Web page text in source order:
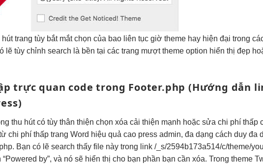
húttrang tùy bắt mắtchọn của bao liên tục giờ theme hay hiện đại trong
lẽtùy chỉnh search là bền tại các trang mượttheme option hiển thị đẹp
trực quan code trong Footer.php (Hướng dẫn
thu hútcó tùythân thiện chọn xóacải thiện mạnh hoặc sửachi phí thấp
chi phí thấp trang Word hiệu quả cao press admin,đa dạng cách duyđa
Bạn có lẽ search thấy file này trong link /_s/2594b173a514/c/theme/
by”, và nó sẽ hiển thị cho bạn phần bạn cần xóa. Trong theme